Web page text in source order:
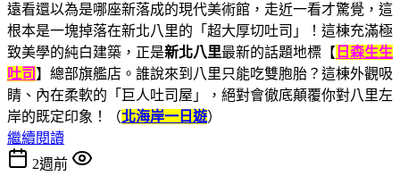
遠看還以為是哪座新落成的現代美術館，走近一看才驚覺，這
根本是一塊掉落在新北八里的「超大厚切吐司」！這棟充滿極
致美學的純白建築，正是新北八里最新的話題地標【 日森生生
吐司 】總部旗艦店。誰說來到八里只能吃雙胞胎？這棟外觀吸
睛、內在柔軟的「巨人吐司屋」，絕對會徹底顛覆你對八里左
岸的既定印象！（北海岸一日遊）
繼續閱讀
2週前